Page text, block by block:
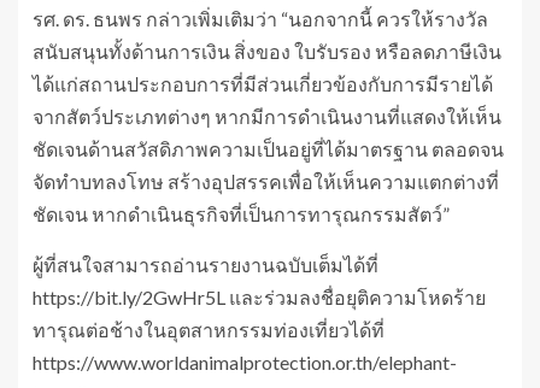
รศ. ดร. ธนพร กล่าวเพิ่มเติมว่า “นอกจากนี้ ควรให้รางวัล
สนับสนุนทั้งด้านการเงิน สิ่งของ ใบรับรอง หรือลดภาษีเงิน
ได้แก่สถานประกอบการที่มีส่วนเกี่ยวข้องกับการมีรายได้
จากสัตว์ประเภทต่างๆ หากมีการดำเนินงานที่แสดงให้เห็น
ชัดเจนด้านสวัสดิภาพความเป็นอยู่ที่ได้มาตรฐาน ตลอดจน
จัดทำบทลงโทษ สร้างอุปสรรคเพื่อให้เห็นความแตกต่างที่
ชัดเจน หากดำเนินธุรกิจที่เป็นการทารุณกรรมสัตว์”
ผู้ที่สนใจสามารถอ่านรายงานฉบับเต็มได้ที่
https://bit.ly/2GwHr5L และร่วมลงชื่อยุติความโหดร้าย
ทารุณต่อช้างในอุตสาหกรรมท่องเที่ยวได้ที่
https://www.worldanimalprotection.or.th/elephant-